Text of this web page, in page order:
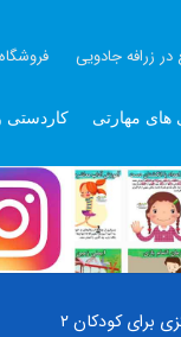
در زرافه جادویی
های مهارتی کاردستی
برای کودکان ۲